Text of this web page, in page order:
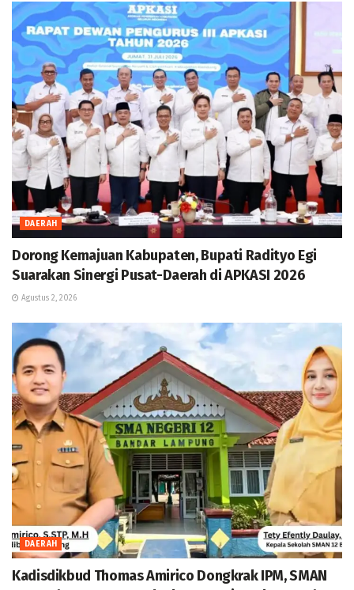
DAERAH
Dorong Kemajuan Kabupaten, Bupati Radityo Egi
Suarakan Sinergi Pusat-Daerah di APKASI 2026
Agustus 2, 2026
DAERAH
Kadisdikbud Thomas Amirico Dongkrak IPM, SMAN